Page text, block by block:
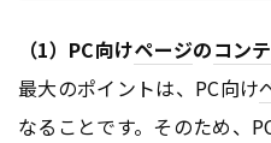
（1）PC向けページのコン
最大のポイントは、PC向け
なることです。そのため、